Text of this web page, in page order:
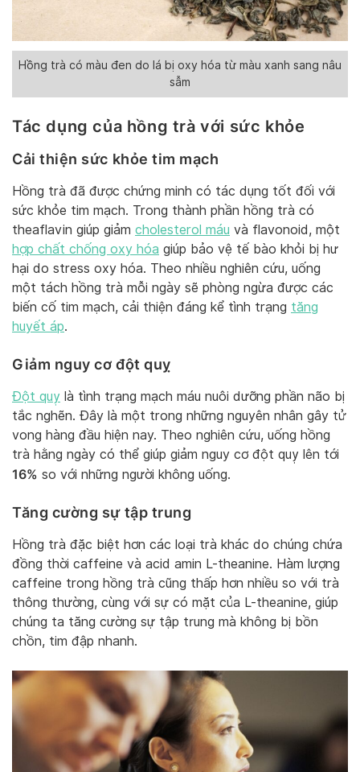
Hồng trà có màu đen do lá bị oxy hóa từ màu xanh sang nâu
sẫm
Tác dụng của hồng trà với sức khỏe
Cải thiện sức khỏe tim mạch
Hồng trà đã được chứng minh có tác dụng tốt đối với
sức khỏe tim mạch. Trong thành phần hồng trà có
theaflavin giúp giảm cholesterol máu và flavonoid, một
hợp chất chống oxy hóa giúp bảo vệ tế bào khỏi bị hư
hại do stress oxy hóa. Theo nhiều nghiên cứu, uống
một tách hồng trà mỗi ngày sẽ phòng ngừa được các
biến cố tim mạch, cải thiện đáng kể tình trạng tăng
huyết áp.
Giảm nguy cơ đột quỵ
Đột quỵ là tình trạng mạch máu nuôi dưỡng phần não bị
tắc nghẽn. Đây là một trong những nguyên nhân gây tử
vong hàng đầu hiện nay. Theo nghiên cứu, uống hồng
trà hằng ngày có thể giúp giảm nguy cơ đột quỵ lên tới
16% so với những người không uống.
Tăng cường sự tập trung
Hồng trà đặc biệt hơn các loại trà khác do chúng chứa
đồng thời caffeine và acid amin L-theanine. Hàm lượng
caffeine trong hồng trà cũng thấp hơn nhiều so với trà
thông thường, cùng với sự có mặt của L-theanine, giúp
chúng ta tăng cường sự tập trung mà không bị bồn
chồn, tim đập nhanh.